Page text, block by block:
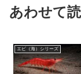
あわせて
エビ（海）シリーズ